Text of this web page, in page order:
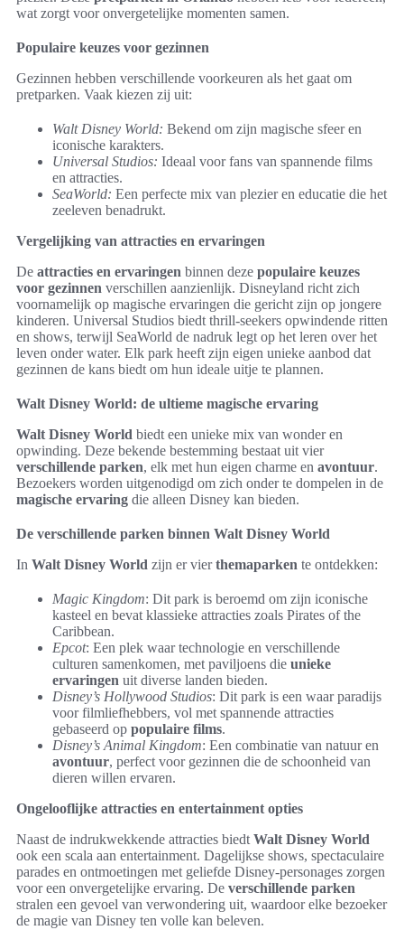
wat zorgt voor onvergetelijke momenten samen.
Populaire keuzes voor gezinnen
Gezinnen hebben verschillende voorkeuren als het gaat om
pretparken. Vaak kiezen zij uit:
Walt Disney World: Bekend om zijn magische sfeer en
iconische karakters.
Universal Studios: Ideaal voor fans van spannende films
en attracties.
SeaWorld: Een perfecte mix van plezier en educatie die het
zeeleven benadrukt.
Vergelijking van attracties en ervaringen
De attracties en ervaringen binnen deze populaire keuzes
voor gezinnen verschillen aanzienlijk. Disneyland richt zich
voornamelijk op magische ervaringen die gericht zijn op jongere
kinderen. Universal Studios biedt thrill-seekers opwindende ritten
en shows, terwijl SeaWorld de nadruk legt op het leren over het
leven onder water. Elk park heeft zijn eigen unieke aanbod dat
gezinnen de kans biedt om hun ideale uitje te plannen.
Walt Disney World: de ultieme magische ervaring
Walt Disney World biedt een unieke mix van wonder en
opwinding. Deze bekende bestemming bestaat uit vier
verschillende parken, elk met hun eigen charme en avontuur.
Bezoekers worden uitgenodigd om zich onder te dompelen in de
magische ervaring die alleen Disney kan bieden.
De verschillende parken binnen Walt Disney World
In Walt Disney World zijn er vierthemaparken te ontdekken:
Magic Kingdom: Dit park is beroemd om zijn iconische
kasteel en bevat klassieke attracties zoals Pirates of the
Caribbean.
Epcot: Een plek waar technologie en verschillende
culturen samenkomen, met paviljoens die unieke
ervaringen uit diverse landen bieden.
Disney’s Hollywood Studios: Dit park is een waar paradijs
voor filmliefhebbers, vol met spannende attracties
gebaseerd op populaire films.
Disney’s Animal Kingdom: Een combinatie van natuur en
avontuur, perfect voor gezinnen die de schoonheid van
dieren willen ervaren.
Ongelooflijke attracties en entertainment opties
Naast de indrukwekkende attracties biedt Walt Disney World
ook een scala aan entertainment. Dagelijkse shows, spectaculaire
parades en ontmoetingen met geliefde Disney-personages zorgen
voor een onvergetelijke ervaring. De verschillende parken
stralen een gevoel van verwondering uit, waardoor elke bezoeker
de magie van Disney ten volle kan beleven.